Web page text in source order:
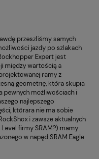
przeszliśmy samych
jazdy po szlakach
Expert jest
między wartością a
ramy z
geometrię, która skupia
pewnych możliwościach i
najlepszego
którara nie ma sobie
i zawsze aktualnych
firmy SRAM?) mamy
w napęd SRAM Eagle